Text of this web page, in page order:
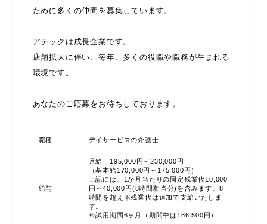
ために多くの仲間を募集しています。
アテックは成長企業です。
店舗拡大に伴い、毎年、多くの役職や職務が生まれる
環境です。
あなたのご応募をお待ちしております。
職種 デイサービスの介護士
給与
月給 195,000円～230,000円
（基本給170,000円～175,000円）
上記には、1か月当たりの固定残業代10,000
円～40,000円(8時間相当分)を含みます。8
時間を超える残業代は追加で支給いたしま
す。
※試用期間6ヶ月（期間中は186,500円）